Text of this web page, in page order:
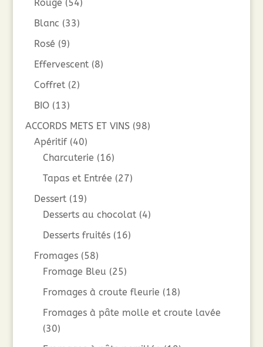
Rouge (54)
Blanc (33)
Rosé (9)
Effervescent (8)
Coffret (2)
BIO (13)
ACCORDS METS ET VINS (98)
Apéritif (40)
Charcuterie (16)
Tapas et Entrée (27)
Dessert (19)
Desserts au chocolat (4)
Desserts fruités (16)
Fromages (58)
Fromage Bleu (25)
Fromages à croute fleurie (18)
Fromages à pâte molle et croute lavée
(30)